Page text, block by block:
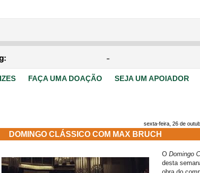
FAÇA UMA DOAÇÃO SEJA UM APOIADOR
sexta-feira, 26 de
DOMINGO CLÁSSICO COM MAX BRUCH
O Domingo
desta